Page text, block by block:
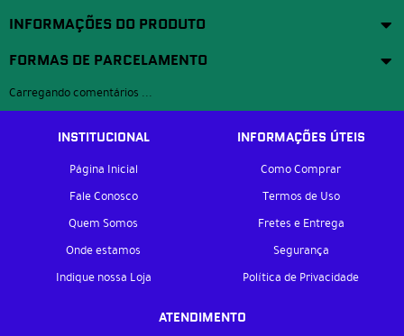
INFORMAÇÕES DO PRODUTO
FORMAS DE PARCELAMENTO
Carregando comentários ...
INSTITUCIONAL
Página Inicial
Fale Conosco
Quem Somos
Onde estamos
Indique nossa Loja
INFORMAÇÕES ÚTEIS
Como Comprar
Termos de Uso
Fretes e Entrega
Segurança
Política de Privacidade
ATENDIMENTO